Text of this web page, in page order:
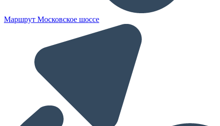
Маршрут Московское шоссе